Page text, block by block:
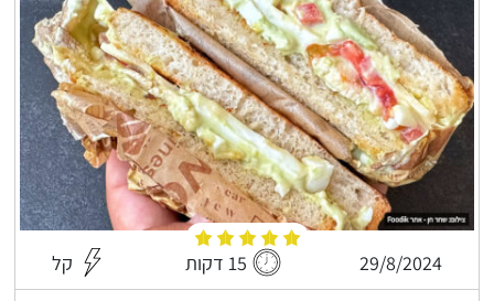
29/8/2024 15 דקות קל